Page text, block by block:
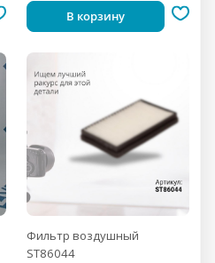
В корзину
Фильтр воздушный
ST86044